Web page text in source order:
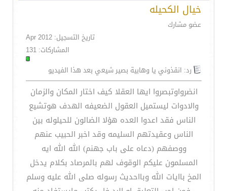
خيال الكحيله
عضو مشارك
تاريخ التسجيل: Apr 2012
المشاركات: 131
رد: انقذوني يا وهابية بصير شيعي بعد هذا الفيديو
انضرواوتبصروا ايها العقلا كيف اختار المكان والزمان
والادوات ليستميل العقول الضعيفه الهدف هوتشيع
الناس فقد اعدوا العده هؤلا الضالون للحيلوله بين
الناس وعقيدتهم السليمه وقد اخبر الحبيب عنهم
ووصفهم (دعاه على باب جهنم) الله الله ايه
المسلمون عليكم الوقوف لهم بالمرصاد بكلام يدخل
المخ باايات الله وبااحديث رسوله صلى الله عليه وسلم